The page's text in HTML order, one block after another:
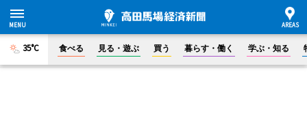
35°C 食べる 見る・遊ぶ 買う 暮らす・働く 学ぶ・知る